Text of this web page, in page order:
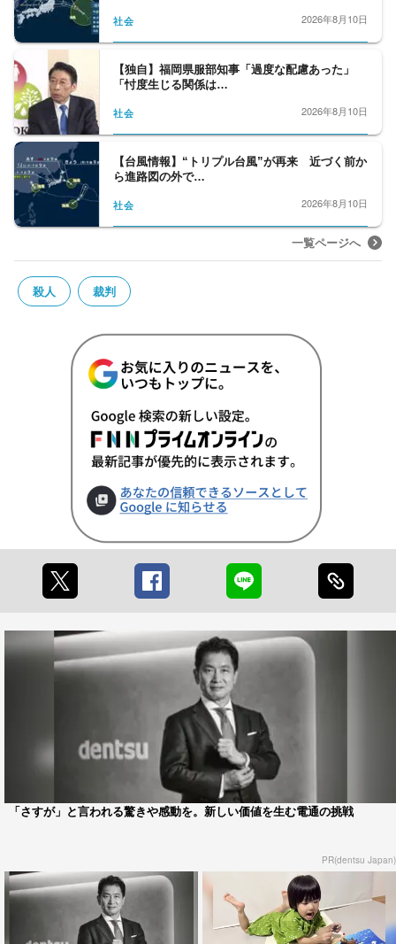
社会 2026年8月10日
【独自】福岡県服部知事「過度な配慮あった」
「忖度生じる関係は…
社会 2026年8月10日
【台風情報】“トリプル台風”が再来 近づく前か
ら進路図の外で…
社会 2026年8月10日
一覧ページへ
殺人 裁判
「さすが」と言われる驚きや感動を。新しい価値を生む電通の挑戦
PR(dentsu Japan)